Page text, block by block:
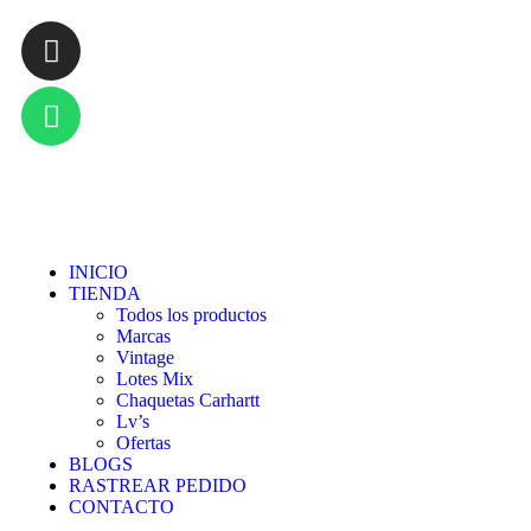
INICIO
TIENDA
Todos los productos
Marcas
Vintage
Lotes Mix
Chaquetas Carhartt
Lv’s
Ofertas
BLOGS
RASTREAR PEDIDO
CONTACTO